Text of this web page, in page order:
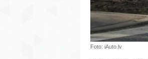
Foto: iAuto.lv